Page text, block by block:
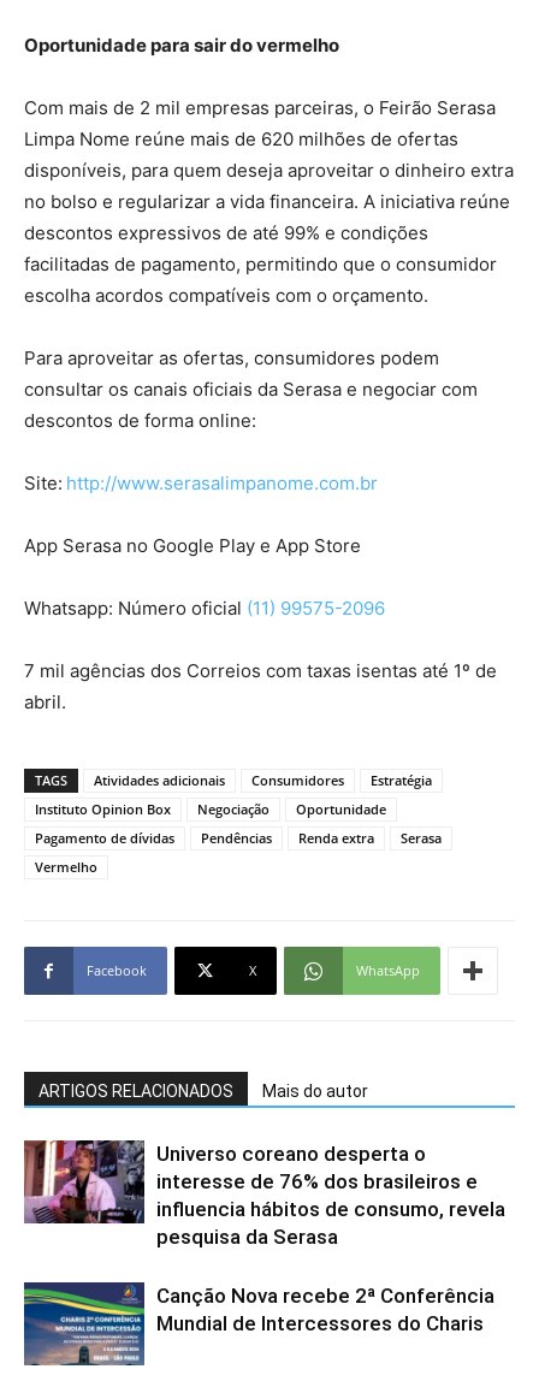
Oportunidade para sair do vermelho
Com mais de 2 mil empresas parceiras, o Feirão Serasa
Limpa Nome reúne mais de 620 milhões de ofertas
disponíveis, para quem deseja aproveitar o dinheiro extra
no bolso e regularizar a vida financeira. A iniciativa reúne
descontos expressivos de até 99% e condições
facilitadas de pagamento, permitindo que o consumidor
escolha acordos compatíveis com o orçamento.
Para aproveitar as ofertas, consumidores podem
consultar os canais oficiais da Serasa e negociar com
descontos de forma online:
Site: http://www.serasalimpanome.com.br
App Serasa no Google Play e App Store
Whatsapp: Número oficial (11) 99575-2096
7 mil agências dos Correios com taxas isentas até 1º de
abril.
TAGS Atividades adicionais Consumidores
Estratégia
Instituto Opinion Box
Negociação
Oportunidade
Pagamento de dívidas
Pendências Renda extra
Serasa
Vermelho
Facebook X WhatsApp
ARTIGOS RELACIONADOS Mais do autor
Universo coreano desperta o
interesse de 76% dos brasileiros e
influencia hábitos de consumo, revela
pesquisa da Serasa
Canção Nova recebe 2ª Conferência
Mundial de Intercessores do Charis